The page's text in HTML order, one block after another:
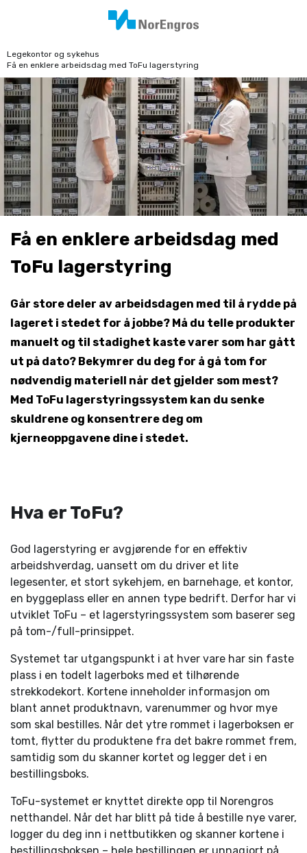
Legekontor og sykehus
Få en enklere arbeidsdag med ToFu lagerstyring
Få en enklere arbeidsdag med
ToFu lagerstyring
Går store deler av arbeidsdagen med til å rydde på
lageret i stedet for å jobbe? Må du telle produkter
manuelt og til stadighet kaste varer som har gått
ut på dato? Bekymrer du deg for å gå tom for
nødvendig materiell når det gjelder som mest?
Med ToFu lagerstyringssystem kan du senke
skuldrene og konsentrere deg om
kjerneoppgavene dine i stedet.
Hva er ToFu?
God lagerstyring er avgjørende for en effektiv
arbeidshverdag, uansett om du driver et lite
legesenter, et stort sykehjem, en barnehage, et kontor,
en byggeplass eller en annen type bedrift. Derfor har vi
utviklet ToFu – et lagerstyringssystem som baserer seg
på tom-/full-prinsippet.
Systemet tar utgangspunkt i at hver vare har sin faste
plass i en todelt lagerboks med et tilhørende
strekkodekort. Kortene inneholder informasjon om
blant annet produktnavn, varenummer og hvor mye
som skal bestilles. Når det ytre rommet i lagerboksen er
tomt, flytter du produktene fra det bakre rommet frem,
samtidig som du skanner kortet og legger det i en
bestillingsboks.
ToFu-systemet er knyttet direkte opp til Norengros
netthandel. Når det har blitt på tide å bestille nye varer,
logger du deg inn i nettbutikken og skanner kortene i